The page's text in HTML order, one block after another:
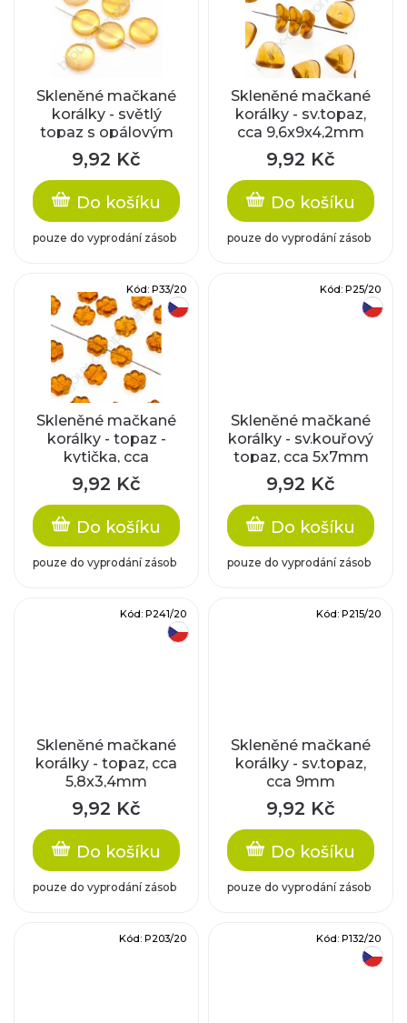
Skleněné mačkané
korálky - světlý
topaz s opálovým
pruhem, cca 15mm
9,92 Kč
Do košíku
pouze do vyprodání zásob
Skleněné mačkané
korálky - sv.topaz,
cca 9,6x9x4,2mm
9,92 Kč
Do košíku
pouze do vyprodání zásob
Skleněné mačkané
korálky - topaz -
kytička, cca
7,6x4mm
9,92 Kč
Do košíku
pouze do vyprodání zásob
Kód: P33/20
Skleněné mačkané
korálky - sv.kouřový
topaz, cca 5x7mm
9,92 Kč
Do košíku
pouze do vyprodání zásob
Kód: P25/20
Skleněné mačkané
korálky - topaz, cca
5,8x3,4mm
9,92 Kč
Do košíku
pouze do vyprodání zásob
Kód: P241/20
Skleněné mačkané
korálky - sv.topaz,
cca 9mm
9,92 Kč
Do košíku
pouze do vyprodání zásob
Kód: P215/20
Kód: P203/20 Kód: P132/20